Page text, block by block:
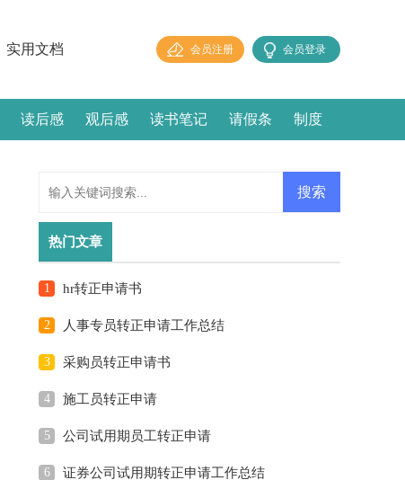
实用文档 会员登录
会员注册
读后感 观后感 读书笔记 请假条 制度
热门文章
1 hr转正申请书
2 人事专员转正申请工作总结
3 采购员转正申请书
4 施工员转正申请
5 公司试用期员工转正申请
6 证券公司试用期转正申请工作总结